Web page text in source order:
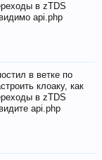
в zTDS
api.php
в ветке по
клоаку, как
в zTDS
api.php